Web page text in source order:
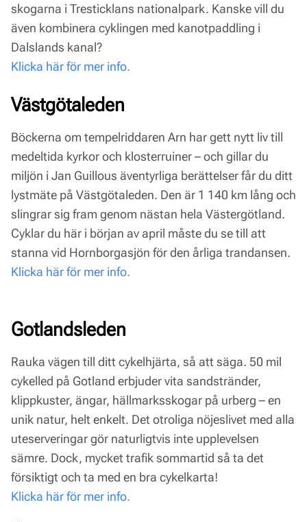
skogarna i Tresticklans nationalpark. Kanske vill du
även kombinera cyklingen med kanotpaddling i
Dalslands kanal?
Klicka här för mer info.
Västgötaleden
Böckerna om tempelriddaren Arn har gett nytt liv till
medeltida kyrkor och klosterruiner – och gillar du
miljön i Jan Guillous äventyrliga berättelser får du ditt
lystmäte på Västgötaleden. Den är 1 140 km lång och
slingrar sig fram genom nästan hela Västergötland.
Cyklar du här i början av april måste du se till att
stanna vid Hornborgasjön för den årliga trandansen.
Klicka här för mer info.
Gotlandsleden
Rauka vägen till ditt cykelhjärta, så att säga. 50 mil
cykelled på Gotland erbjuder vita sandstränder,
klippkuster, ängar, hällmarksskogar på urberg – en
unik natur, helt enkelt. Det otroliga nöjeslivet med alla
uteserveringar gör naturligtvis inte upplevelsen
sämre. Dock, mycket trafik sommartid så ta det
försiktigt och ta med en bra cykelkarta!
Klicka här för mer info.